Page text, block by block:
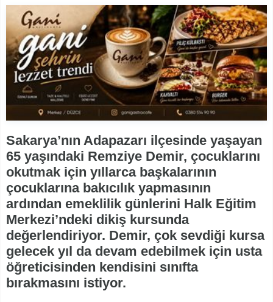
Sakarya’nın Adapazarı ilçesinde yaşayan
65 yaşındaki Remziye Demir, çocuklarını
okutmak için yıllarca başkalarının
çocuklarına bakıcılık yapmasının
ardından emeklilik günlerini Halk Eğitim
Merkezi’ndeki dikiş kursunda
değerlendiriyor. Demir, çok sevdiği kursa
gelecek yıl da devam edebilmek için usta
öğreticisinden kendisini sınıfta
bırakmasını istiyor.